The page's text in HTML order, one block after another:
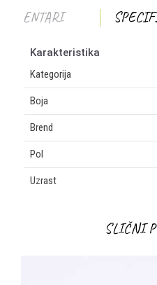
Karakteristika
Kategorija
Boja
Brend
Pol
Uzrast
SLIČNI